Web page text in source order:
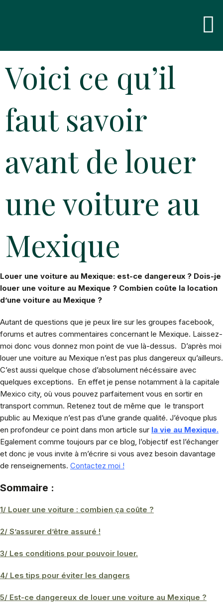
Voici ce qu’il
faut savoir
avant de louer
une voiture au
Mexique
Louer une voiture au Mexique: est-ce dangereux ? Dois-je
louer une voiture au Mexique ? Combien coûte la location
d’une voiture au Mexique ?
Autant de questions que je peux lire sur les groupes facebook,
forums et autres commentaires concernant le Mexique. Laissez-
moi donc vous donnez mon point de vue là-dessus. D’après moi
louer une voiture au Mexique n’est pas plus dangereux qu’ailleurs.
C’est aussi quelque chose d’absolument nécéssaire avec
quelques exceptions. En effet je pense notamment à la capitale
Mexico city, où vous pouvez parfaitement vous en sortir en
transport commun. Retenez tout de même que le transport
public au Mexique n’est pas d’une grande qualité. J’évoque plus
en profondeur ce point dans mon article sur la vie au Mexique.
Egalement comme toujours par ce blog, l’objectif est l’échanger
et donc je vous invite à m’écrire si vous avez besoin davantage
de renseignements. Contactez moi !
Sommaire :
1/ Louer une voiture : combien ça coûte ?
2/ S’assurer d’être assuré !
3/ Les conditions pour pouvoir louer.
4/ Les tips pour éviter les dangers
5/ Est-ce dangereux de louer une voiture au Mexique ?